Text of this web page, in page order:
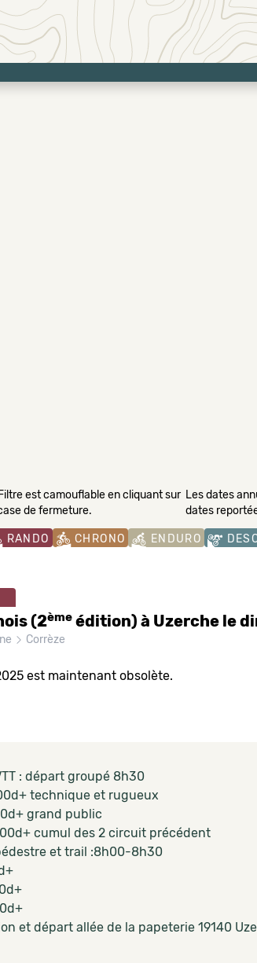
est camouflable en cliquant sur
de fermeture.
Les dates
dates
RANDO CHRONO ENDURO
(2èmeédition) à Uzerche le
Corrèze
est maintenant obsolète.
: départ groupé 8h30
technique et rugueux
grand public
cumul des 2 circuit précédent
et trail :8h00-8h30
et départ allée de la papeterie 19140